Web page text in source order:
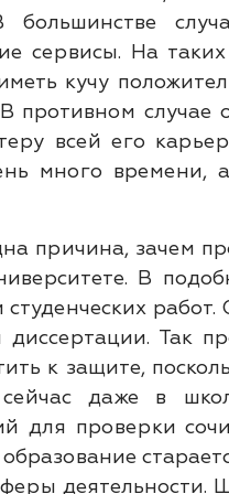
большинстве
сервисы. На
кучу
В противном случае
всей его
много времени,
причина, зачем
В
студенческих
Так
к защите,
даже в
для проверки
деятельности.